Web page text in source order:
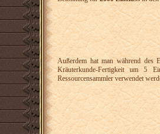
Außerdem hat man während des
Kräuterkunde-Fertigkeit um 5
Ressourcensammler verwendet